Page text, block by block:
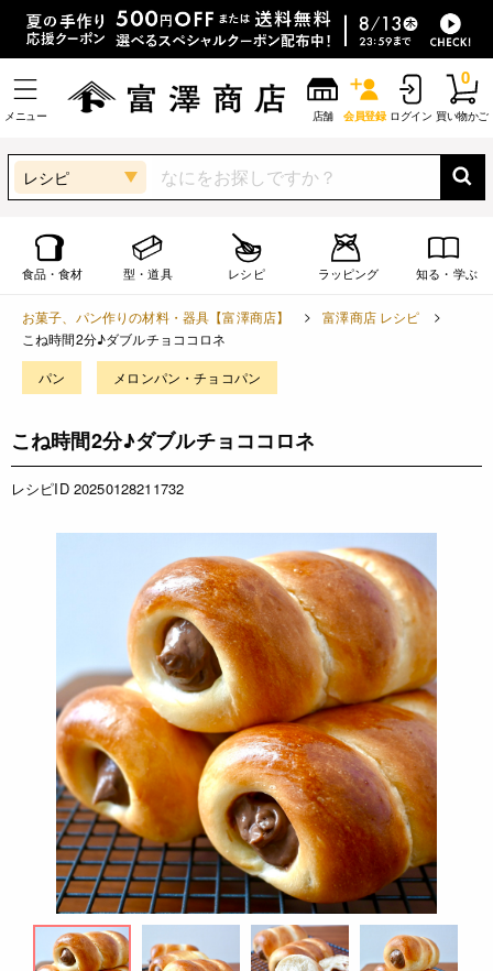
メニュー 店舗 会員登録 ログイン 買い物かご
0
レシピ
食品・食材 型・道具 レシピ ラッピング 知る・学ぶ
お菓子、パン作りの材料・器具【富澤商店】
富澤商店 レシピ
こね時間2分♪ダブルチョココロネ
パン メロンパン・チョコパン
こね時間2分♪ダブルチョココロネ
レシピID 20250128211732